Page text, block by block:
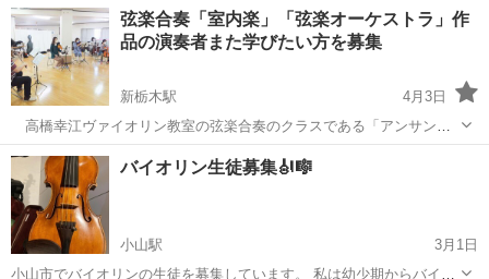
弦楽合奏「室内楽」「弦楽オーケストラ」作
品の演奏者また学びたい方を募集
新栃木駅
4月3日
高橋幸江ヴァイオリン教室の弦楽合奏のクラスである「アンサンブ
ルクラス」では、ヴァイオリンを習われているお子様からご高齢の皆
様までの全員の方々が、弦楽器による合奏の芸術世界の輝きに触れる
ことができる室内楽および弦楽合奏（オー...
栃木 栃木市 新栃木駅 バイオリン
バイオリン生徒募集🎻🎼
小山駅
3月1日
小山市でバイオリンの生徒を募集しています。 私は幼少期からバイオ